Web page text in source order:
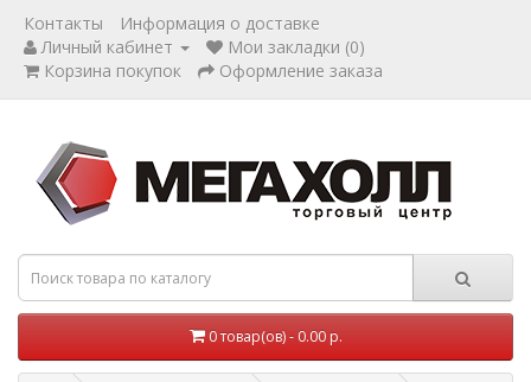
Контакты
Информация о доставке
Личный кабинет
Мои закладки (0)
Корзина покупок
Оформление заказа
0 товар(ов) - 0.00 р.